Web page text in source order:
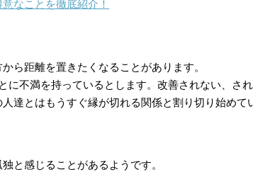
なことを徹底紹介！
ら距離を置きたくなることがあります。
に不満を持っているとします。改善されない、さ
達とはもうすぐ縁が切れる関係と割り切り始めて
と感じることがあるようです。